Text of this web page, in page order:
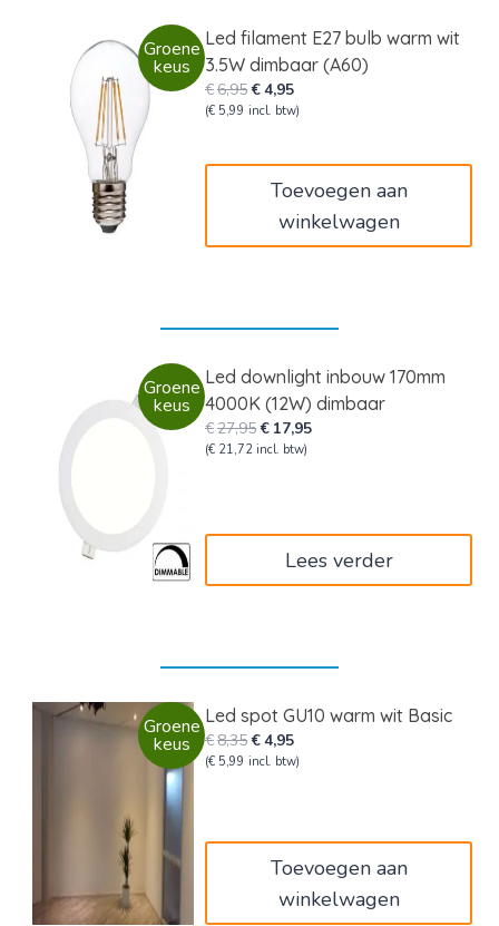
Groene
keus
Led filament E27 bulb warm wit
3.5W dimbaar (A60)
€6,95Oorspronkelijke
prijs
€4,95Huidige
prijs
(€ 5,99 incl. btw)
Toevoegen aan
winkelwagen
Groene
keus
Led downlight inbouw 170mm
4000K (12W) dimbaar
€27,95Oorspronkelijke
prijs
€ 17,95Huidige
(€ 21,72 incl. btw)
Lees verder
Groene
keus
Led spot GU10 warm wit Basic
€8,35Oorspronkelijke
prijs
€4,95Huidige
prijs
(€ 5,99 incl. btw)
Toevoegen aan
winkelwagen